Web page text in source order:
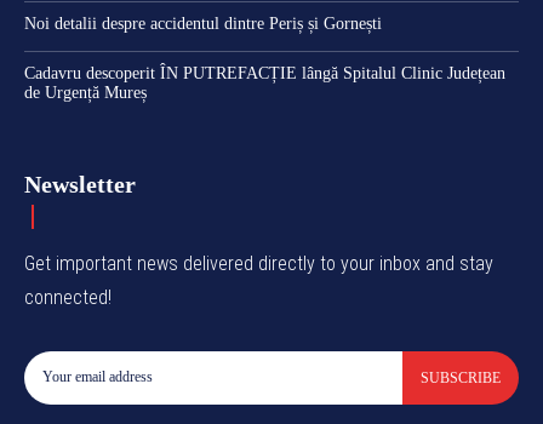
Noi detalii despre accidentul dintre Periș și Gornești
Cadavru descoperit ÎN PUTREFACȚIE lângă Spitalul Clinic Județean
de Urgență Mureș
Newsletter
Get important news delivered directly to your inbox and stay
connected!
SUBSCRIBE